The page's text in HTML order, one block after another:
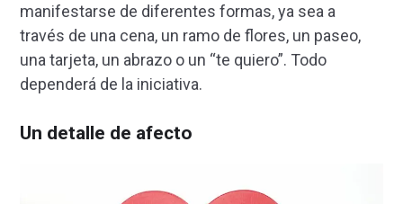
manifestarse de diferentes formas, ya sea a
través de una cena, un ramo de flores, un paseo,
una tarjeta, un abrazo o un “te quiero”. Todo
dependerá de la iniciativa.
Un detalle de afecto